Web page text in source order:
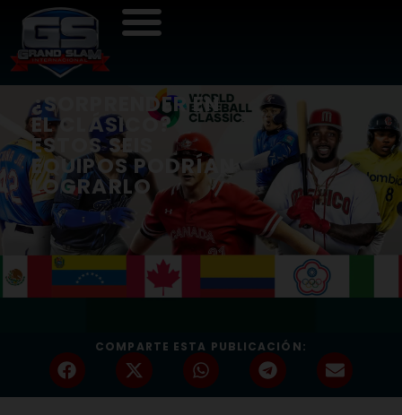
¿SORPRENDER EN
EL CLÁSICO?
ESTOS SEIS
EQUIPOS PODRÍAN
LOGRARLO
COMPARTE ESTA PUBLICACIÓN: